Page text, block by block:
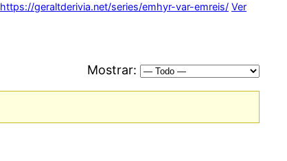
https://geraltderivia.net/series/emhyr-var-emreis/ Ver
Mostrar: